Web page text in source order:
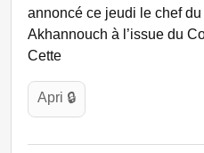
annoncé ce jeudi le chef
Akhannouch à l’issue du
Cette
Apri 🔒